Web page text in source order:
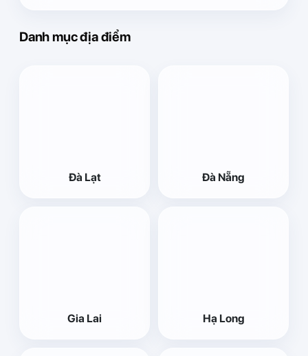
Danh mục địa điểm
Đà Lạt Đà Nẵng
Gia Lai Hạ Long